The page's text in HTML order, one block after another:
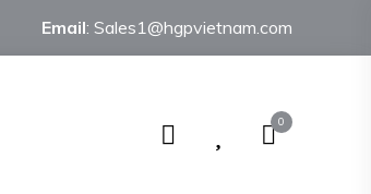
Email: Sales1@hgpvietnam.com
0